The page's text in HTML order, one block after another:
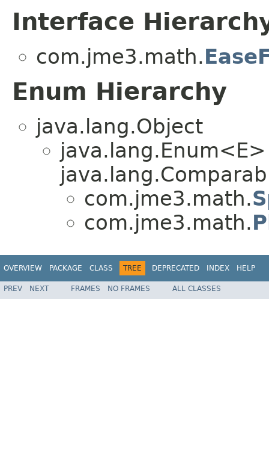
Interface
com.jme3.math.
Enum Hierarchy
java.lang.Object
com.jme3.math.
com.jme3.math.
OVERVIEW PACKAGE CLASS TREE DEPRECATED INDEX HELP
PREV NEXT FRAMES NO FRAMES ALL CLASSES